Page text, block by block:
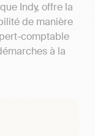
Indy, offre la
de manière
comptable
à la